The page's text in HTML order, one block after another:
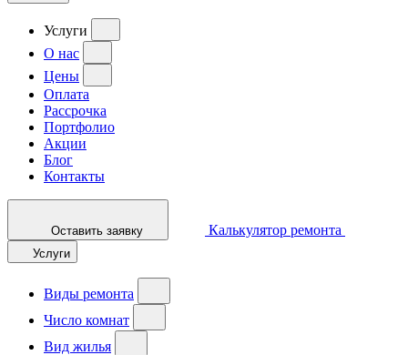
Услуги
О нас
Цены
Оплата
Рассрочка
Портфолио
Акции
Блог
Контакты
Оставить заявку Калькулятор ремонта
Услуги
Виды ремонта
Число комнат
Вид жилья